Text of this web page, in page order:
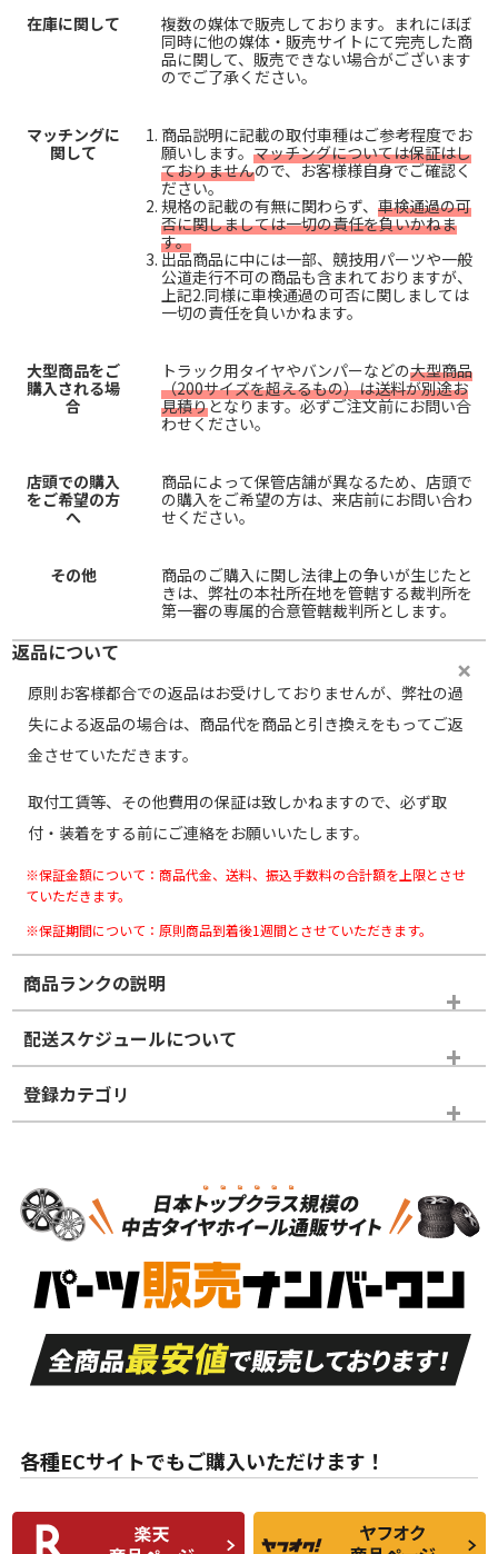
在庫に関して
複数の媒体で販売しております。まれにほぼ
同時に他の媒体・販売サイトにて完売した商
品に関して、販売できない場合がございます
のでご了承ください。
マッチングに
関して
商品説明に記載の取付車種はご参考程度でお
願いします。 マッチングについては保証はし
ておりませんので、お客様様自身でご確認く
ださい。
規格の記載の有無に関わらず、 車検通過の可
否に関しましては一切の責任を負いかねま
す。
出品商品に中には一部、競技用パーツや一般
公道走行不可の商品も含まれておりますが、
上記2.同様に車検通過の可否に関しましては
一切の責任を負いかねます。
大型商品をご
購入される場
合
トラック用タイヤやバンパーなどの大型商品
（200サイズを超えるもの）は送料が別途お
見積りとなります。必ずご注文前にお問い合
わせください。
店頭での購入
をご希望の方
へ
商品によって保管店舗が異なるため、店頭で
の購入をご希望の方は、来店前にお問い合わ
せください。
その他
商品のご購入に関し法律上の争いが生じたと
きは、弊社の本社所在地を管轄する裁判所を
第一審の専属的合意管轄裁判所とします。
返品について
原則お客様都合での返品はお受けしておりませんが、弊社の過
失による返品の場合は、商品代を商品と引き換えをもってご返
金させていただきます。
取付工賃等、その他費用の保証は致しかねますので、必ず取
付・装着をする前にご連絡をお願いいたします。
※保証金額について：商品代金、送料、振込手数料の合計額を上限とさせ
ていただきます。
※保証期間について：原則商品到着後1週間とさせていただきます。
商品ランクの説明
※商品ランクは出品者の主観により判断しておりますので、あら
かじめご了承ください。
ホイールランク
S
品）
S
新車外し品（新古
付き
A
走行距離も少なく、
目立つ傷もほとんど
ない中古品
A
走行距離も少なく、
非常に状態の良い中
古品
な中古品
んどない中古品
C
比較的きれいな中古
品
C
られるが、使用に問
題のない中古品
配送スケジュールについて
登録カテゴリ
タイヤのみ
各種ECサイトでもご購入いただけます！